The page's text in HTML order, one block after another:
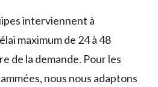
interviennent à
maximum de 24 à 48
de la demande. Pour les
nous nous adaptons